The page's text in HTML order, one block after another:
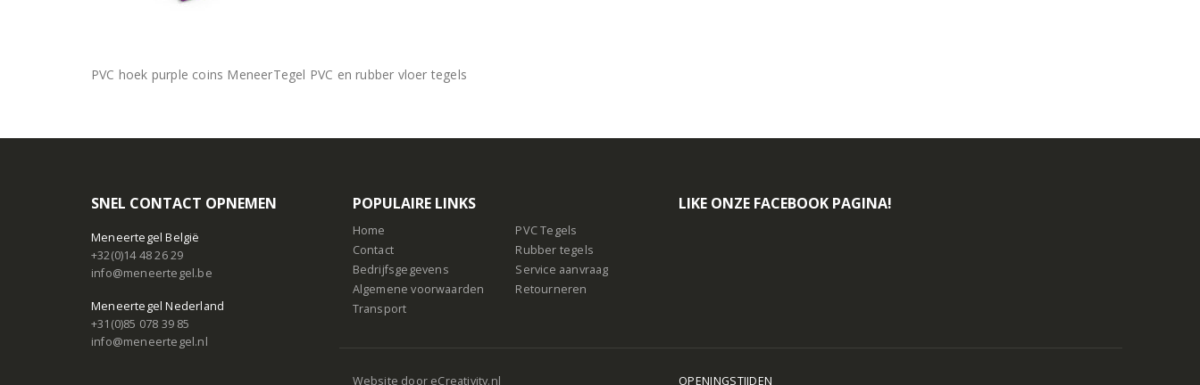
PVC hoek purple coins MeneerTegel PVC en rubber vloer tegels
SNEL CONTACT OPNEMEN
Meneertegel België
+32(0)14 48 26 29
info@meneertegel.be
Meneertegel Nederland
+31(0)85 078 39 85
info@meneertegel.nl
POPULAIRE LINKS
Home
Contact
Bedrijfsgegevens
Algemene voorwaarden
Transport
PVC Tegels
Rubber tegels
Service aanvraag
Retourneren
LIKE ONZE FACEBOOK PAGINA!
Website door eCreativity.nl OPENINGSTIJDEN